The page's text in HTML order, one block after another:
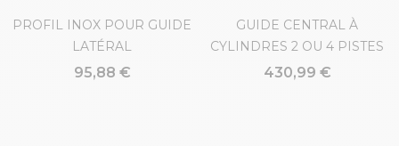
PROFIL INOX POUR GUIDE
LATÉRAL
95,88 €
GUIDE CENTRAL À
CYLINDRES 2 OU 4 PISTES
430,99 €